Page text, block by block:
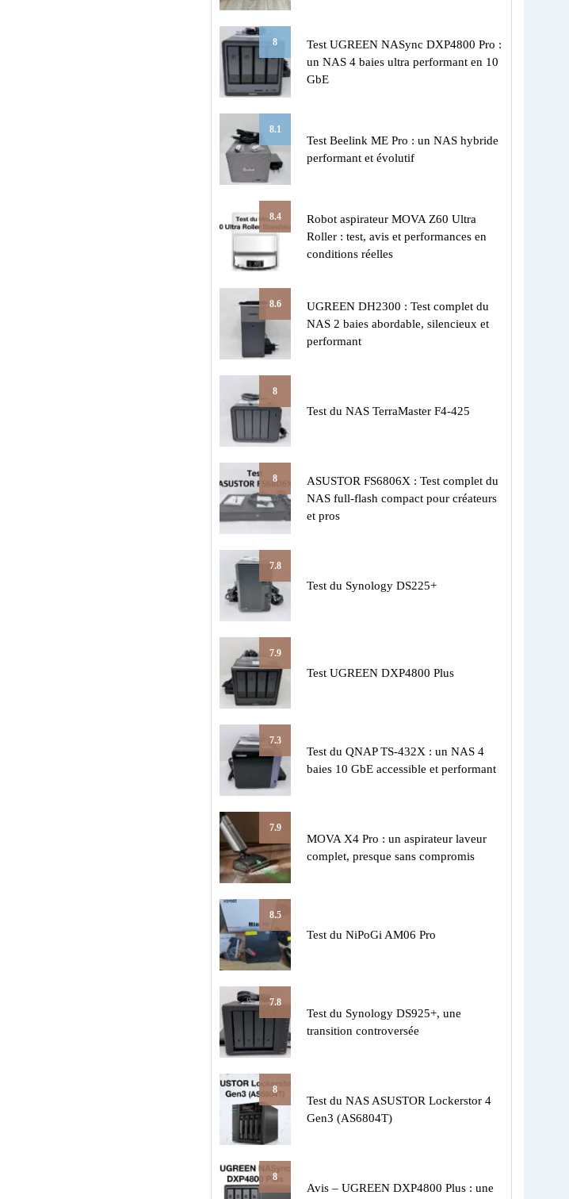
8
Test UGREEN NASync DXP4800 Pro :
un NAS 4 baies ultra performant en 10
GbE
8.1
Test Beelink ME Pro : un NAS hybride
performant et évolutif
8.4
Robot aspirateur MOVA Z60 Ultra
Roller : test, avis et performances en
conditions réelles
8.6
UGREEN DH2300 : Test complet du
NAS 2 baies abordable, silencieux et
performant
8
Test du NAS TerraMaster F4-425
8
ASUSTOR FS6806X : Test complet du
NAS full-flash compact pour créateurs
et pros
7.8
Test du Synology DS225+
7.9
Test UGREEN DXP4800 Plus
7.3
Test du QNAP TS-432X : un NAS 4
baies 10 GbE accessible et performant
7.9
MOVA X4 Pro : un aspirateur laveur
complet, presque sans compromis
8.5
Test du NiPoGi AM06 Pro
7.8
Test du Synology DS925+, une
transition controversée
8
Test du NAS ASUSTOR Lockerstor 4
Gen3 (AS6804T)
8
Avis – UGREEN DXP4800 Plus : une